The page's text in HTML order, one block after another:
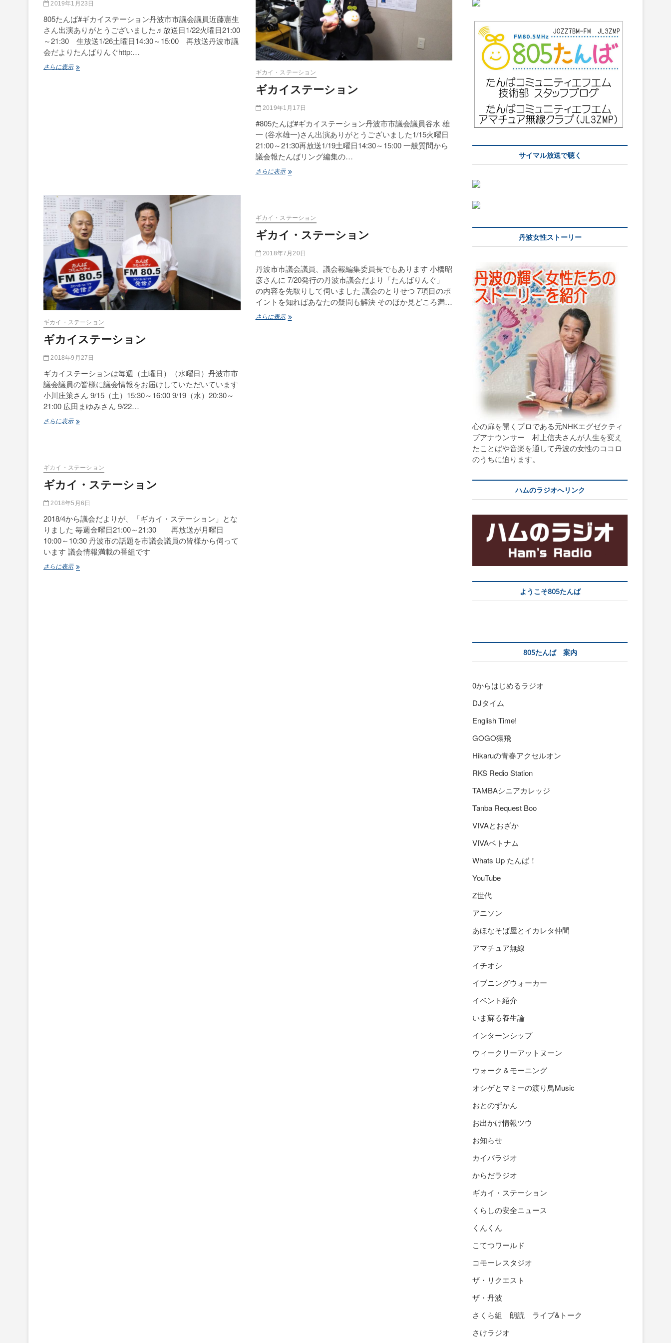
2019年1月23日
805たんば#ギカイステーション丹波市市議会議員近藤憲生
さん出演ありがとうございました♬放送日1/22火曜日21:00
～21:30 生放送1/26土曜日14:30～15:00 再放送丹波市議
会だよりたんばりんぐhttp:…
さらに表示ギ
ギカイ・ステーション
ギカイステーション
2019年1月17日
#805たんば#ギカイステーション丹波市市議会議員谷水 雄
一 (谷水雄一)さん出演ありがとうございました1/15火曜日
21:00～21:30再放送1/19土曜日14:30～15:00 一般質問から
議会報たんばリング編集の…
さらに表示ギ
ー
シ
ョ
ン
ギカイ・ステーション
ギカイステーション
2018年9月27日
ギカイステーションは毎週（土曜日）（水曜日）丹波市市
議会議員の皆様に議会情報をお届けしていただいています
小川庄策さん 9/15（土）15:30～16:00 9/19（水）20:30～
21:00 広田まゆみさん 9/22…
さらに表示ギ
ー
シ
ョ
ン
ギカイ・ステーション
ギカイ・ステーション
2018年7月20日
丹波市市議会議員、議会報編集委員長でもあります 小橋昭
彦さんに 7/20発行の丹波市議会だより「たんばりんぐ」
の内容を先取りして伺いました 議会のとりせつ 7項目のポ
イントを知ればあなたの疑問も解決 そのほか見どころ満…
さらに表示ギ
ギカイ・ステーション
ギカイ・ステーション
2018年5月6日
2018/4から議会だよりが、「ギカイ・ステーション」とな
りました 毎週金曜日21:00～21:30 再放送が月曜日
10:00～10:30 丹波市の話題を市議会議員の皆様から伺って
います 議会情報満載の番組です
さらに表示ギ
サイマル放送で聴く
丹波女性ストーリー
心の扉を開くプロである元NHKエグゼクティ
ブアナウンサー 村上信夫さんが人生を変え
たことばや音楽を通して丹波の女性のココロ
のうちに迫ります。
ハムのラジオへリンク
ようこそ805たんば
805たんば 案内
0からはじめるラジオ
DJタイム
English Time!
GOGO猿飛
Hikaruの青春アクセルオン
RKS Redio Station
TAMBAシニアカレッジ
Tanba Request Boo
VIVAとおざか
VIVAベトナム
Whats Up たんば！
YouTube
Z世代
アニソン
あほなそば屋とイカレタ仲間
アマチュア無線
イチオシ
イブニングウォーカー
イベント紹介
いま蘇る養生論
インターンシップ
ウィークリーアットヌーン
ウォーク＆モーニング
オシゲとマミーの渡り鳥Music
おとのずかん
お出かけ情報ツウ
お知らせ
カイバラジオ
からだラジオ
ギカイ・ステーション
くらしの安全ニュース
くんくん
こてつワールド
コモーレスタジオ
ザ・リクエスト
ザ・丹波
さくら組 朗読 ライブ&トーク
さけラジオ